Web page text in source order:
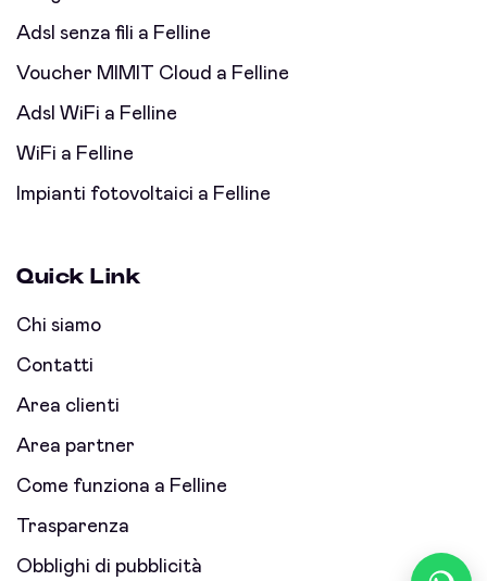
Adsl senza fili a Felline
Voucher MIMIT Cloud a Felline
Adsl WiFi a Felline
WiFi a Felline
Impianti fotovoltaici a Felline
Quick Link
Chi siamo
Contatti
Area clienti
Area partner
Come funziona a Felline
Trasparenza
Obblighi di pubblicità